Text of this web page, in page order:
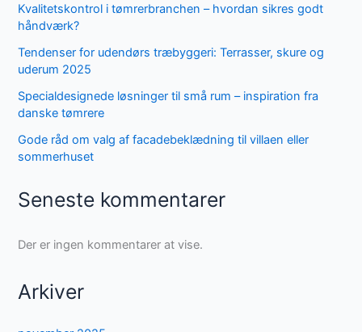
Kvalitetskontrol i tømrerbranchen – hvordan sikres godt
håndværk?
Tendenser for udendørs træbyggeri: Terrasser, skure og
uderum 2025
Specialdesignede løsninger til små rum – inspiration fra
danske tømrere
Gode råd om valg af facadebeklædning til villaen eller
sommerhuset
Seneste kommentarer
Der er ingen kommentarer at vise.
Arkiver